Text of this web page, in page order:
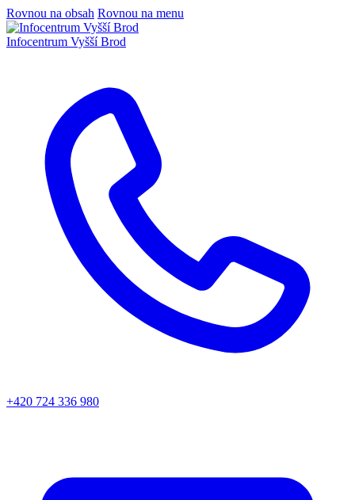
Rovnou na obsah Rovnou na menu
Infocentrum Vyšší Brod
+420 724 336 980